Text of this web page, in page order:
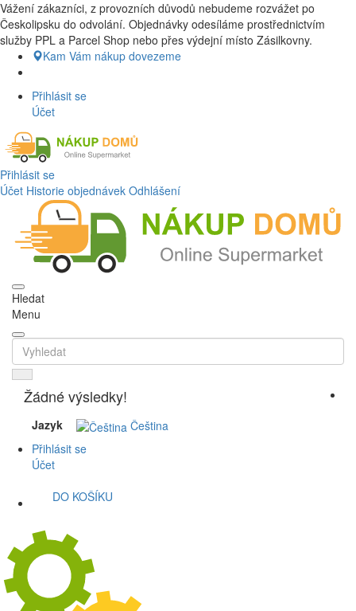
Nákup Potraviny domů, Nákup potraviny online, Čerstvé potraviny
dovezeme až k vašim dveřím. Česká lípa a okolí doprava zdarma.
Nakupdomu.cz
Vážení zákazníci, z provozních důvodů nebudeme rozvážet po
Českolipsku do odvolání. Objednávky odesíláme prostřednictvím
služby PPL a Parcel Shop nebo přes výdejní místo Zásilkovny.
Kam Vám nákup dovezeme
Přihlásit se
Účet
Přihlásit se
Účet Historie objednávek Odhlášení
Hledat
Menu
Žádné výsledky!
Jazyk
Čeština
Přihlásit se
Účet
DO KOŠÍKU